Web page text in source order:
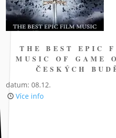
THE BEST EPIC
MUSIC OF GAME
ČESKÝCH
datum: 08.12.
Více info